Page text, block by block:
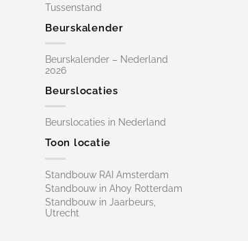
Tussenstand
Beurskalender
Beurskalender – Nederland
2026
Beurslocaties
Beurslocaties in Nederland
Toon locatie
Standbouw RAI Amsterdam
Standbouw in Ahoy Rotterdam
Standbouw in Jaarbeurs,
Utrecht